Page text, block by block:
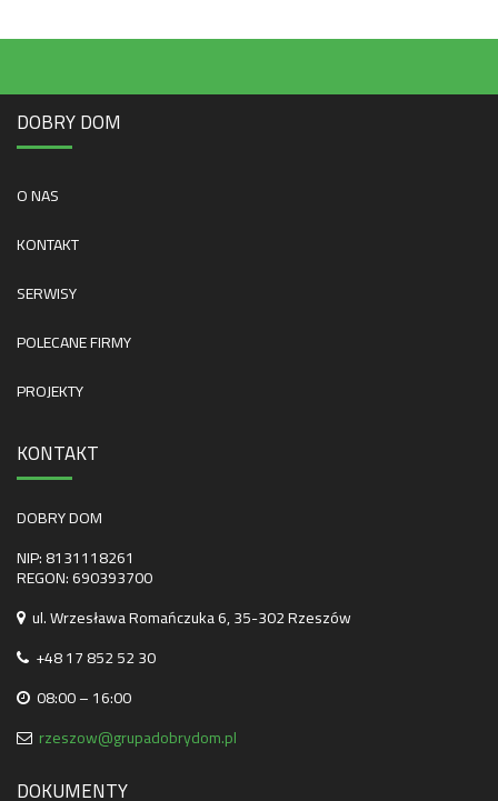
DOBRY DOM
O NAS
KONTAKT
SERWISY
POLECANE FIRMY
PROJEKTY
KONTAKT
DOBRY DOM
NIP: 8131118261
REGON: 690393700
ul. Wrzesława Romańczuka 6, 35-302 Rzeszów
+48 17 852 52 30
08:00 – 16:00
rzeszow@grupadobrydom.pl
DOKUMENTY